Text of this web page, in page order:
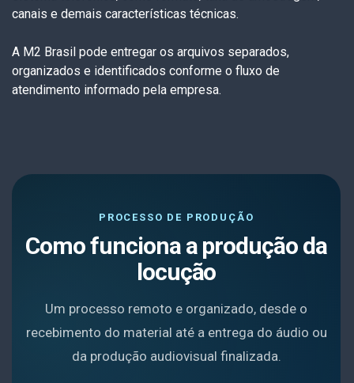
canais e demais características técnicas.
A M2 Brasil pode entregar os arquivos separados,
organizados e identificados conforme o fluxo de
atendimento informado pela empresa.
PROCESSO DE PRODUÇÃO
Como funciona a produção da
locução
Um processo remoto e organizado, desde o
recebimento do material até a entrega do áudio ou
da produção audiovisual finalizada.